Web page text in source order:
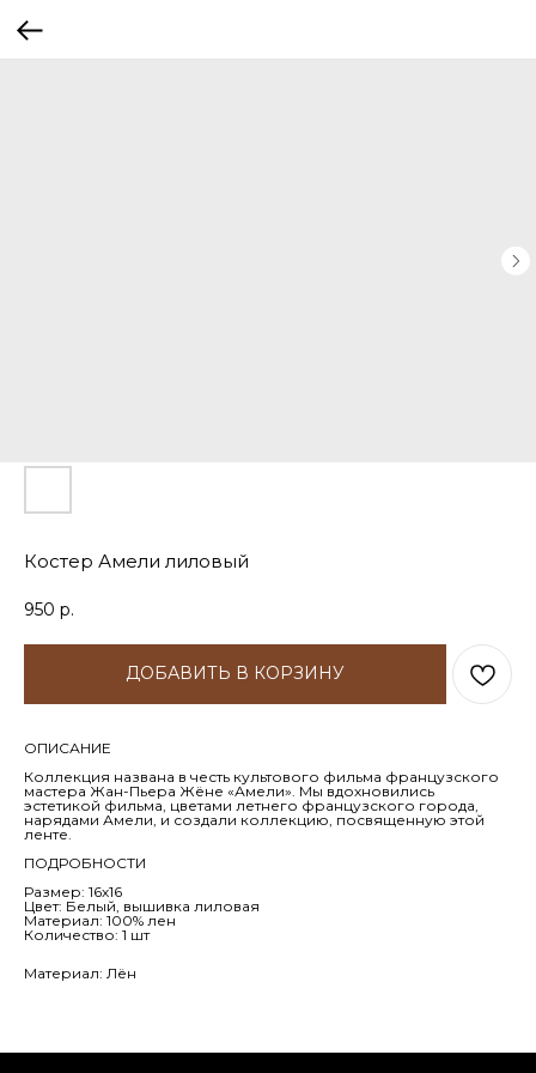
Костер Амели лиловый
950 р.
ДОБАВИТЬ В КОРЗИНУ
ОПИСАНИЕ
Коллекция названа в честь культового фильма французского
мастера Жан-Пьера Жёне «Амели». Мы вдохновились
эстетикой фильма, цветами летнего французского города,
нарядами Амели, и создали коллекцию, посвященную этой
ленте.
ПОДРОБНОСТИ
Размер: 16х16
Цвет: Белый, вышивка лиловая
Материал: 100% лен
Количество: 1 шт
Материал: Лён